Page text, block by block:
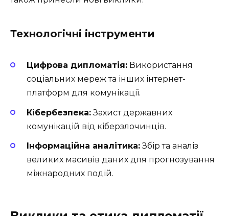
Технологічні інструменти
Цифрова дипломатія: Використання
соціальних мереж та інших інтернет-
платформ для комунікації.
Кібербезпека:Захист державних
комунікацій від кіберзлочинців.
Інформаційна аналітика:Збір та аналіз
великих масивів даних для прогнозування
міжнародних подій.